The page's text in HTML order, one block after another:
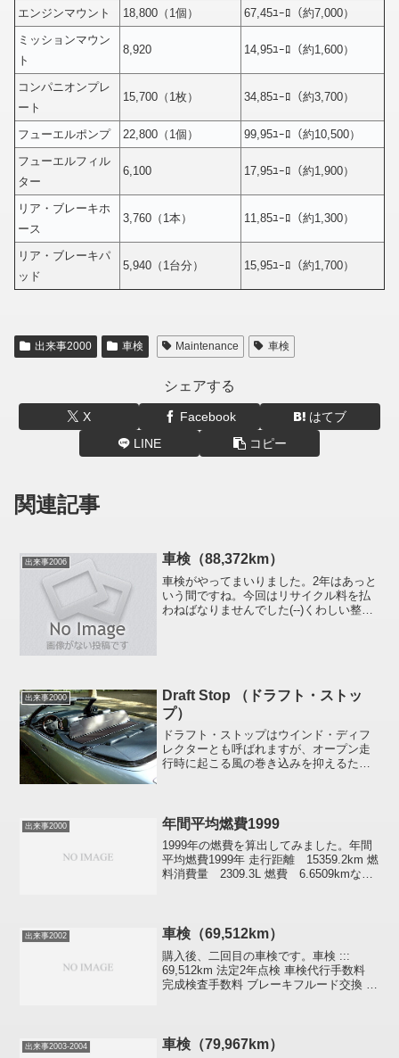
エンジンマウント
18,800（1個）
67,45ﾕｰﾛ（約7,000）
ミッションマウン
ト
8,920 14,95ﾕｰﾛ（約1,600）
コンパニオンプレ
ート
15,700（1枚） 34,85ﾕｰﾛ（約3,700）
フューエルポンプ 22,800（1個）
99,95ﾕｰﾛ（約10,500）
フューエルフィル
ター
6,100 17,95ﾕｰﾛ（約1,900）
リア・ブレーキホ
ース
3,760（1本） 11,85ﾕｰﾛ（約1,300）
リア・ブレーキパ
ッド
5,940（1台分） 15,95ﾕｰﾛ（約1,700）
出来事2000 車検 Maintenance 車検
シェアする
X Facebook
はてブ
LINE
コピー
関連記事
出来事2006 車検（88,372km）
車検がやってまいりました。2年はあっと
いう間ですね。今回はリサイクル料を払
わねばなりませんでした(--)くわしい整備
出来事2000
Draft Stop （ドラフト・ストッ
プ）
ドラフト・ストップはウインド・ディフ
レクターとも呼ばれますが、オープン走
行時に起こる風の巻き込みを抑えるため
で風を感じられるのでい...
出来事2000 年間平均燃費1999
1999年の燃費を算出してみました。年間
平均燃費1999年 走行距離 15359.2km 燃
料消費量 2309.3L 燃費 6.6509kmなん
出来事2002 車検（69,512km）
購入後、二回目の車検です。車検 :::
69,512km 法定2年点検 車検代行手数料
完成検査手数料 ブレーキフルード交換 ブ
出来事2003-2004 車検（79,967km）